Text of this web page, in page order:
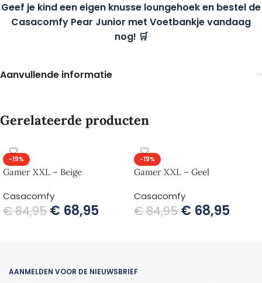
Geef je kind een eigen knusse loungehoek en bestel de
Casacomfy Pear Junior met Voetbankje vandaag
nog! 🛒
Aanvullende informatie
Gerelateerde producten
-19%
Gamer XXL – Beige
Casacomfy
€84,95 € 68,95
-19%
Gamer XXL – Geel
Casacomfy
€84,95 € 68,95
AANMELDEN VOOR DE NIEUWSBRIEF